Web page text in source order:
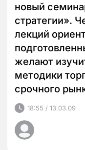
новый
стратегии».
лекций
желают
методики
срочного
18:55 / 13.03.09